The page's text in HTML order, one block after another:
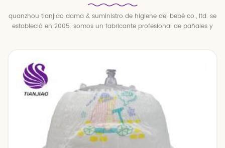
quanzhou tianjiao dama & suministro de higiene del bebé co., ltd. se
estableció en 2005. somos un fabricante profesional de pañales y